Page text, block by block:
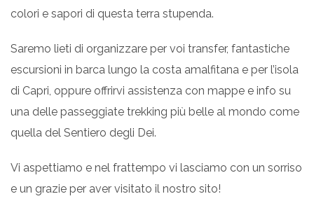
colori e sapori di questa terra stupenda.
Saremo lieti di organizzare per voi transfer, fantastiche
escursioni in barca lungo la costa amalfitana e per l’isola
di Capri, oppure offrirvi assistenza con mappe e info su
una delle passeggiate trekking più belle al mondo come
quella del Sentiero degli Dei.
Vi aspettiamo e nel frattempo vi lasciamo con un sorriso
e un grazie per aver visitato il nostro sito!